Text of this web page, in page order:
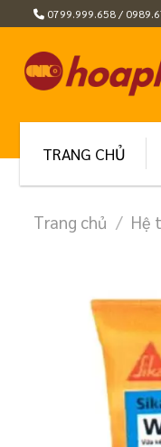
to
content
0799.999.658 /
TRANG CHỦ
Trang chủ / Hệ